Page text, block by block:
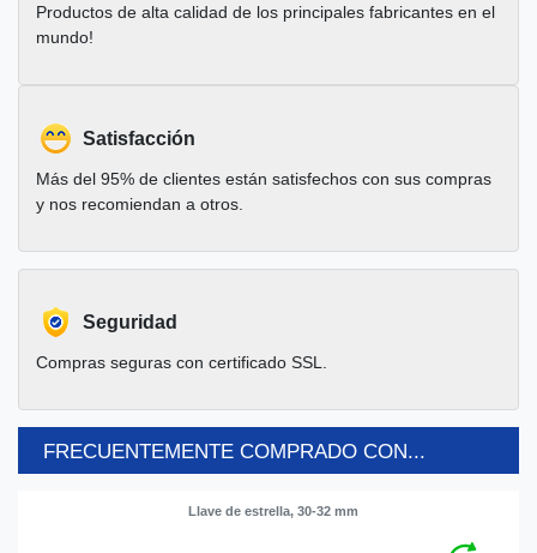
Productos de alta calidad de los principales fabricantes en el
mundo!
Satisfacción
Más del 95% de clientes están satisfechos con sus compras
y nos recomiendan a otros.
Seguridad
Compras seguras con certificado SSL.
FRECUENTEMENTE COMPRADO CON...
Llave de estrella, 30-32 mm